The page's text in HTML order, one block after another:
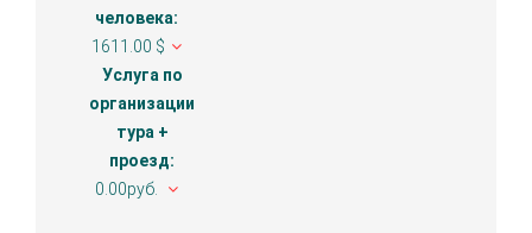
человека:
1611.00 $
Услуга по
организации
тура +
проезд:
0.00руб.